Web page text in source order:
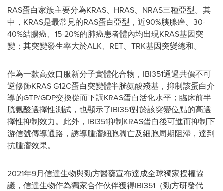
RAS蛋白家族主要分為KRAS、HRAS、NRAS三種亞型。其
中，KRAS是最常見的RAS蛋白亞型，近90%胰腺癌、30-
40%結腸癌、15-20%的肺癌患者體內均出現KRAS基因突
變；其突變發生率大於ALK、RET、TRK基因突變總和。
作為一款高效口服新分子實體化合物，IBI351通過共價不可
逆修飾KRAS G12C蛋白突變體半胱氨酸殘基，抑制該蛋白介
導的GTP/GDP交換從而下調KRAS蛋白活化水平；臨床前半
胱氨酸選擇性測試，也顯示了IBI351對於該突變位點的高選
擇性抑制效力。此外，IBI351抑制KRAS蛋白後可進而抑制下
游信號傳導通路，誘導腫瘤細胞凋亡及細胞周期阻滯，達到
抗腫瘤效果。
2021年9月信達生物與勁方醫藥宣布達成全球獨家授權協
議，信達生物作為獨家合作伙伴獲得IBI351（勁方研發代